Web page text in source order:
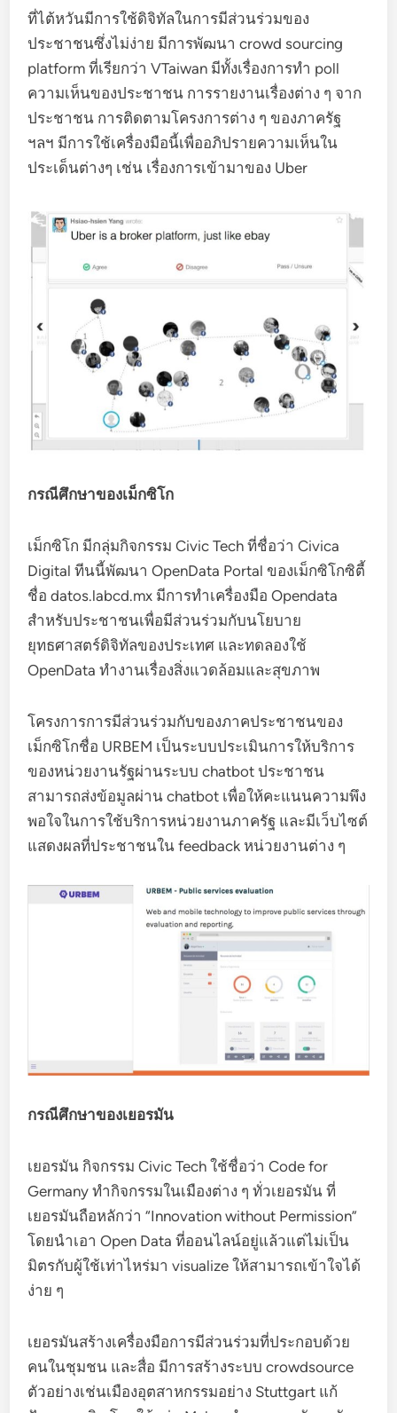
ที่ไต้หวันมีการใช้ดิจิทัลในการมีส่วนร่วมของ
ประชาชนซึ่งไม่ง่าย มีการพัฒนา crowd sourcing
platform ที่เรียกว่า VTaiwan มีทั้งเรื่องการทำ poll
ความเห็นของประชาชน การรายงานเรื่องต่าง ๆ จาก
ประชาชน การติดตามโครงการต่าง ๆ ของภาครัฐ
ฯลฯ มีการใช้เครื่องมือนี้เพื่ออภิปรายความเห็นใน
ประเด็นต่างๆ เช่น เรื่องการเข้ามาของ Uber
กรณีศึกษาของเม็กซิโก
เม็กซิโก มีกลุ่มกิจกรรม Civic Tech ที่ชื่อว่า Civica
Digital ทีนนี้พัฒนา OpenData Portal ของเม็กซิโกซิตี้
ชื่อ datos.labcd.mx มีการทำเครื่องมือ Opendata
สำหรับประชาชนเพื่อมีส่วนร่วมกับนโยบาย
ยุทธศาสตร์ดิจิทัลของประเทศ และทดลองใช้
OpenData ทำงานเรื่องสิ่งแวดล้อมและสุขภาพ
โครงการการมีส่วนร่วมกับของภาคประชาชนของ
เม็กซิโกชื่อ URBEM เป็นระบบประเมินการให้บริการ
ของหน่วยงานรัฐผ่านระบบ chatbot ประชาชน
สามารถส่งข้อมูลผ่าน chatbot เพื่อให้คะแนนความพึง
พอใจในการใช้บริการหน่วยงานภาครัฐ และมีเว็บไซต์
แสดงผลที่ประชาชนใน feedback หน่วยงานต่าง ๆ
กรณีศึกษาของเยอรมัน
เยอรมัน กิจกรรม Civic Tech ใช้ชื่อว่า Code for
Germany ทำกิจกรรมในเมืองต่าง ๆ ทั่วเยอรมัน ที่
เยอรมันถือหลักว่า “Innovation without Permission”
โดยนำเอา Open Data ที่ออนไลน์อยู่แล้วแต่ไม่เป็น
มิตรกับผู้ใช้เท่าไหร่มา visualize ให้สามารถเข้าใจได้
ง่าย ๆ
เยอรมันสร้างเครื่องมือการมีส่วนร่วมที่ประกอบด้วย
คนในชุมชน และสื่อ มีการสร้างระบบ crowdsource
ตัวอย่างเช่นเมืองอุตสาหกรรมอย่าง Stuttgart แก้